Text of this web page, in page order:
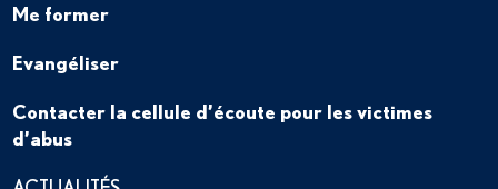
Me former
Evangéliser
Contacter la cellule d’écoute pour les victimes
d’abus